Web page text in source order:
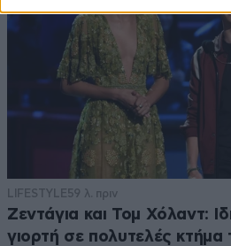
LIFESTYLE59 λ. πριν
Ζεντάγια και Τομ Χόλαντ:
γιορτή σε πολυτελές κτήμα